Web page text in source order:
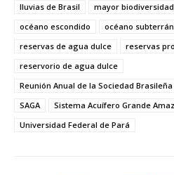
lluvias de Brasil
mayor
océano escondido
océano
reservas de agua dulce
reservas
reservorio de agua dulce
Reunión Anual de la Sociedad
SAGA
Sistema Acuífero Grande
Universidad Federal de Pará